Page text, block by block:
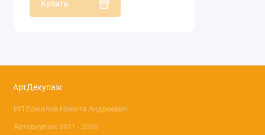
Купить
АртДекупаж
ИП Ермилов Никита Андреевич
Артедкупаж 2011 - 2026